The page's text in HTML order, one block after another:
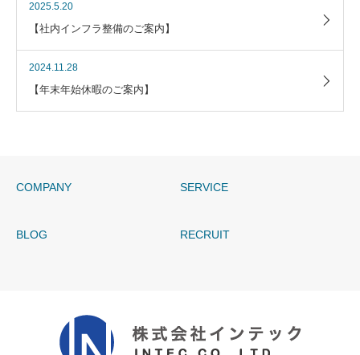
2025.5.20
【社内インフラ整備のご案内】
2024.11.28
【年末年始休暇のご案内】
COMPANY SERVICE
BLOG RECRUIT